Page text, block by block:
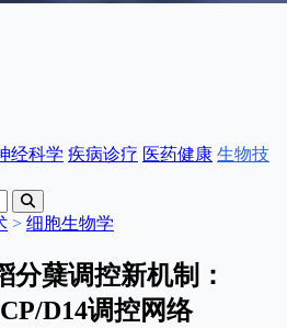
经科学 疾病诊疗 医药健康 生物技
> 细胞生物学
分蘖调控新机制：
D14调控网络